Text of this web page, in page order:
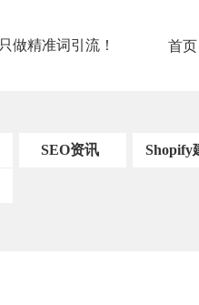
只做精准词引流！ 首页
SEO资讯 Shopify